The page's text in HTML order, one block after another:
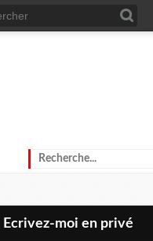
Ecrivez-moi en privé